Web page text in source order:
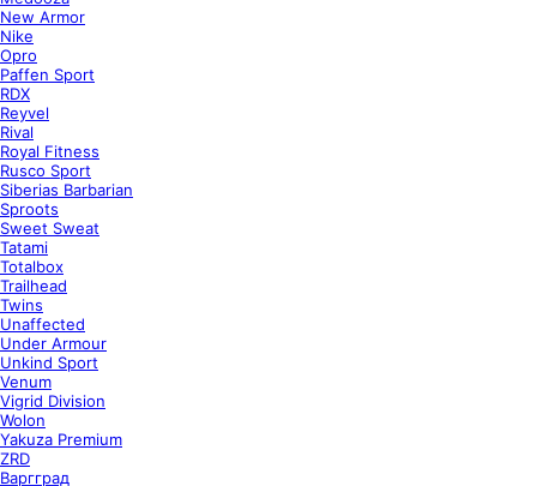
New Armor
Nike
Opro
Paffen Sport
RDX
Reyvel
Rival
Royal Fitness
Rusco Sport
Siberias Barbarian
Sproots
Sweet Sweat
Tatami
Totalbox
Trailhead
Twins
Unaffected
Under Armour
Unkind Sport
Venum
Vigrid Division
Wolon
Yakuza Premium
ZRD
Варгград